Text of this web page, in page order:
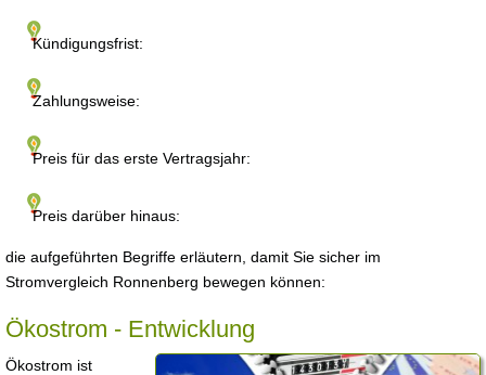
Kündigungsfrist:
Zahlungsweise:
Preis für das erste Vertragsjahr:
Preis darüber hinaus:
die aufgeführten Begriffe erläutern, damit Sie sicher im
Stromvergleich Ronnenberg bewegen können:
Ökostrom - Entwicklung
Ökostrom ist